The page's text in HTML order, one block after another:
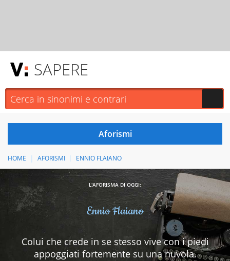
SAPERE
HOME AFORISMI ENNIO FLAIANO
L'AFORISMA DI OGGI:
Ennio Flaiano
Colui che crede in se stesso vive con i piedi
appoggiati fortemente su una nuvola.